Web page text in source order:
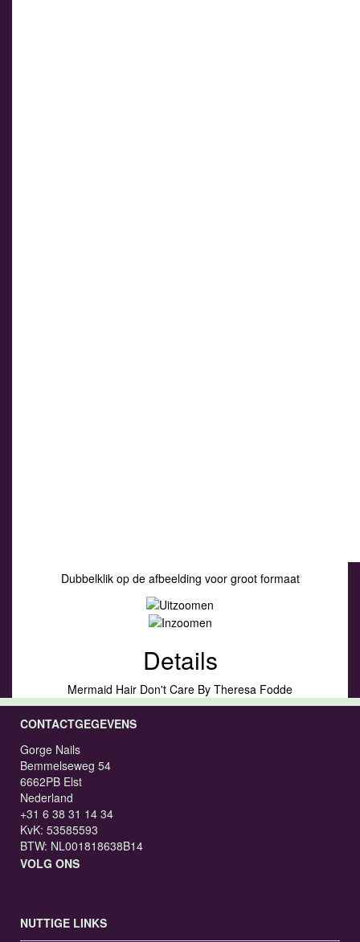
Dubbelklik op de afbeelding voor groot formaat
Details
Mermaid Hair Don't Care By Theresa Fodde
CONTACTGEGEVENS
Gorge Nails
Bemmelseweg 54
6662PB Elst
Nederland
+31 6 38 31 14 34
KvK: 53585593
BTW: NL001818638B14
VOLG ONS
NUTTIGE LINKS